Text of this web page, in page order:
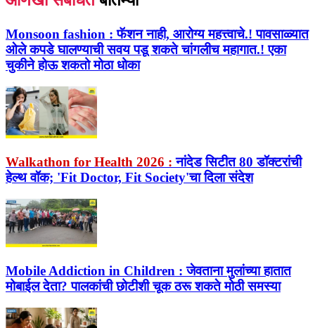
Monsoon fashion : फॅशन नाही, आरोग्य महत्त्वाचे.! पावसाळ्यात
ओले कपडे घालण्याची सवय पडू शकते चांगलीच महागात.! एका
चुकीने होऊ शकतो मोठा धोका
Walkathon for Health 2026 : नांदेड सिटीत 80 डॉक्टरांची
हेल्थ वॉक; 'Fit Doctor, Fit Society'चा दिला संदेश
Mobile Addiction in Children : जेवताना मुलांच्या हातात
मोबाईल देता? पालकांची छोटीशी चूक ठरू शकते मोठी समस्या